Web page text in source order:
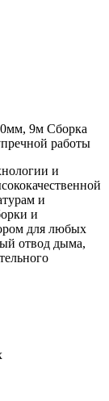
9м Сборка
работы
и
и
и
для любых
отвод дыма,